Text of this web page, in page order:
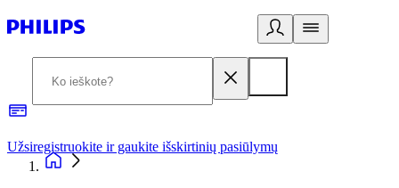
Užsiregistruokite ir gaukite išskirtinių pasiūlymų